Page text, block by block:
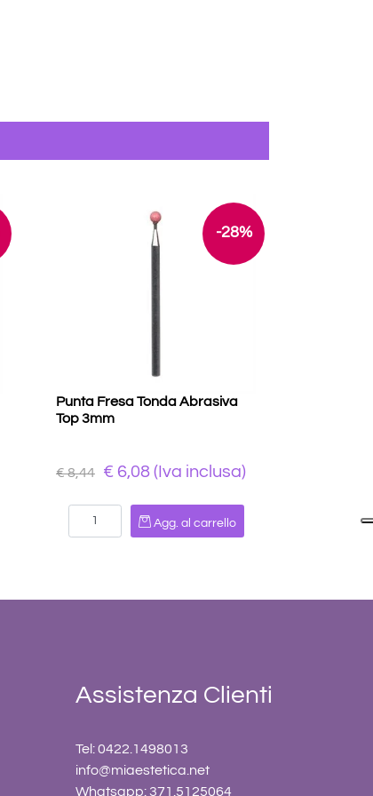
-28%
Punta Fresa Tonda Abrasiva
Top 3mm
€ 8,44 € 6,08 (Iva inclusa)
Quantità
Agg. al carrello
Assistenza Clienti
Tel: 0422.1498013
info@miaestetica.net
Whatsapp: 371.5125064